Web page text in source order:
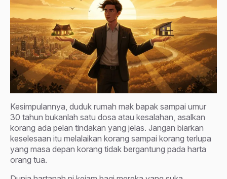
Kesimpulannya, duduk rumah mak bapak sampai umur
30 tahun bukanlah satu dosa atau kesalahan, asalkan
korang ada pelan tindakan yang jelas. Jangan biarkan
keselesaan itu melalaikan korang sampai korang terlupa
yang masa depan korang tidak bergantung pada harta
orang tua.